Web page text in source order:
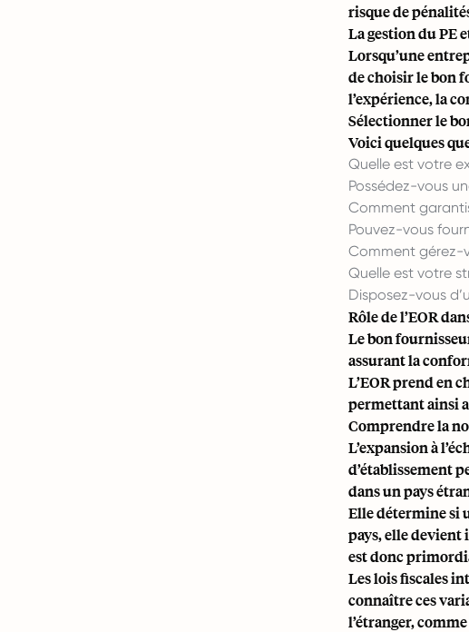
risque de
La gestion du PE
Lorsqu’une
de choisir le bon
l’expérience, la
Sélectionner le
Voici quelques
Quelle est votre
Possédez-vous
Comment
Pouvez-vous
Comment gérez-
Quelle est votre
Disposez-vous
Rôle de l’EOR
Le bon
assurant la
L’EOR prend en
permettant ainsi
Comprendre la
L’expansion à
d’établissement
dans un pays
Elle détermine si
pays, elle devient
est donc
Les lois fiscales
connaître ces
l’étranger,